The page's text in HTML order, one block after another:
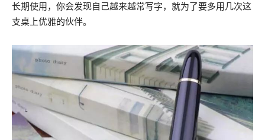
长期使用，你会发现自己越来越常写字，就为了要多用几次这
支桌上优雅的伙伴。